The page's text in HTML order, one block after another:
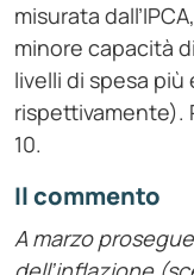
misurata
minore capacità
livelli di spesa più
rispettivamente).
10.
Il commento
A marzo